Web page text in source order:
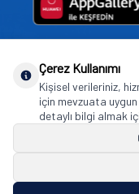
Goodyear (and Winged Foot
Tire & Rubber
Istanbul/Türkiye. ©
Çerez Kullanımı
Kişisel verileriniz,
için mevzuata
detaylı bilgi almak